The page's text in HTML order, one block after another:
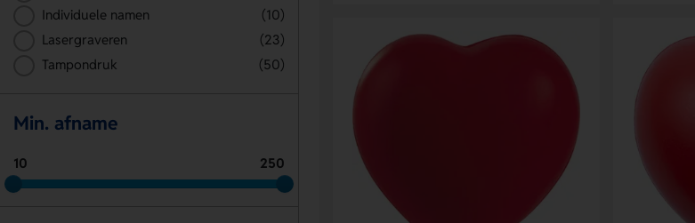
Individuele namen
(10)
Lasergraveren
(23)
Tampondruk
(50)
Min. afname
10 250